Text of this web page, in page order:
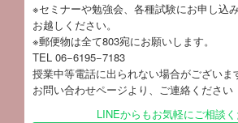
※セミナーや勉強会、各種試験にお申し込
お越しください。
※郵便物は全て803宛にお願いします。
TEL 06−6195−7183
授業中等電話に出られない場合がございま
お問い合わせページより、ご連絡ください
LINEからもお気軽にご相談